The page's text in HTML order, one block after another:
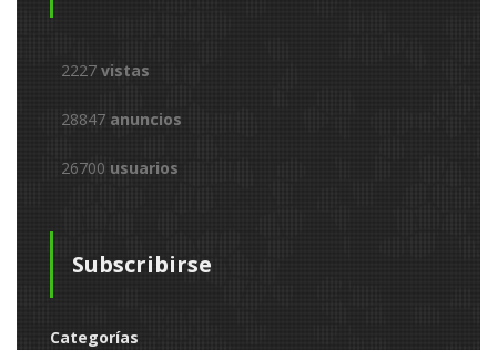
2227 vistas
28847 anuncios
26700 usuarios
Subscribirse
Categorías